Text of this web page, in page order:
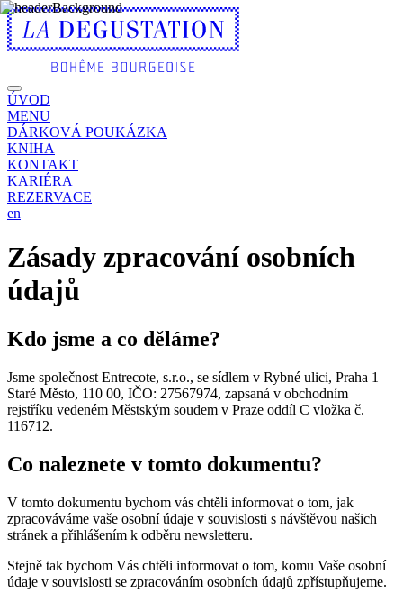
ÚVOD
MENU
DÁRKOVÁ POUKÁZKA
KNIHA
KONTAKT
KARIÉRA
REZERVACE
en
Zásady zpracování osobních
údajů
Kdo jsme a co děláme?
Jsme společnost Entrecote, s.r.o., se sídlem v Rybné ulici, Praha 1
Staré Město, 110 00, IČO: 27567974, zapsaná v obchodním
rejstříku vedeném Městským soudem v Praze oddíl C vložka č.
116712.
Co naleznete v tomto dokumentu?
V tomto dokumentu bychom vás chtěli informovat o tom, jak
zpracováváme vaše osobní údaje v souvislosti s návštěvou našich
stránek a přihlášením k odběru newsletteru.
Stejně tak bychom Vás chtěli informovat o tom, komu Vaše osobní
údaje v souvislosti se zpracováním osobních údajů zpřístupňujeme.